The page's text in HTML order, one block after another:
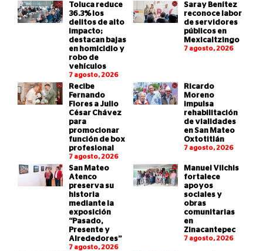
Toluca reduce
36.3% los
delitos de alto
impacto;
destacan bajas
en homicidio y
robo de
vehículos
7 agosto, 2026
Saray Benítez
reconoce labor
de servidores
públicos en
Mexicaltzingo
7 agosto, 2026
Recibe
Fernando
Flores a Julio
César Chávez
para
promocionar
función de box
profesional
7 agosto, 2026
Ricardo
Moreno
impulsa
rehabilitación
de vialidades
en San Mateo
Oxtotitlán
7 agosto, 2026
San Mateo
Atenco
preserva su
historia
mediante la
exposición
“Pasado,
Presente y
Alrededores”
7 agosto, 2026
Manuel Vilchis
fortalece
apoyos
sociales y
obras
comunitarias
en
Zinacantepec
7 agosto, 2026